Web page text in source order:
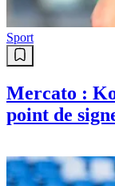
Sport
Mercato :
point de